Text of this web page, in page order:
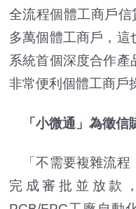
全流程個體工商戶
多萬個體工商戶，這
系統首個深度合作產
非常便利個體工商戶
「小微通」為徵
「不需要複雜流程
完成審批並放款